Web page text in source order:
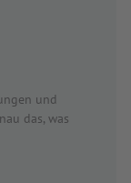
und
das, was